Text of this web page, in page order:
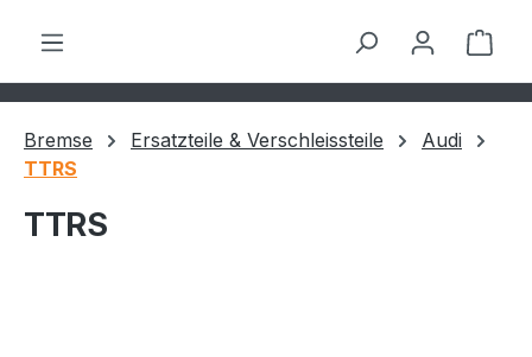
Bremse Ersatzteile & Verschleissteile
Audi
TTRS
TTRS